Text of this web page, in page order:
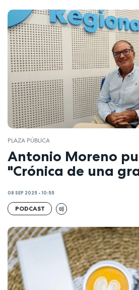
PLAZA PÚBLICA
Antonio Moreno
"Crónica de una
08 SEP 2025 - 10:55
PODCAST